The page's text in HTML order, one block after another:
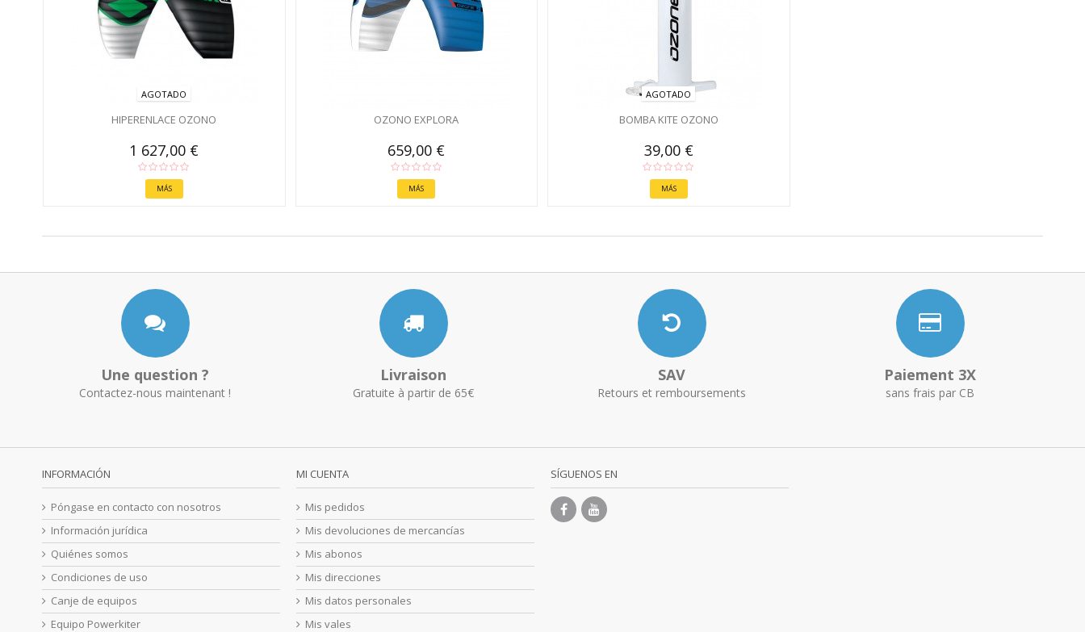
AGOTADO
HIPERENLACE OZONO
1 627,00 €
MÁS
OZONO EXPLORA
659,00 €
MÁS
AGOTADO
BOMBA KITE OZONO
39,00 €
MÁS
Une question ?
Contactez-nous maintenant !
Livraison
Gratuite à partir de 65€
SAV
Retours et remboursements
Paiement 3X
sans frais par CB
INFORMACIÓN
Póngase en contacto con nosotros
Información jurídica
Quiénes somos
Condiciones de uso
Canje de equipos
Equipo Powerkiter
MI CUENTA
Mis pedidos
Mis devoluciones de mercancías
Mis abonos
Mis direcciones
Mis datos personales
Mis vales
SÍGUENOS EN